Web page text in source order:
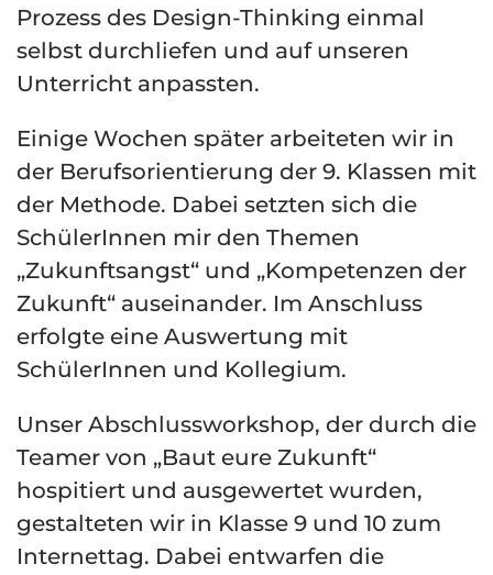
Prozess des Design-Thinking einmal
selbst durchliefen und auf unseren
Unterricht anpassten.
Einige Wochen später arbeiteten wir in
der Berufsorientierung der 9. Klassen mit
der Methode. Dabei setzten sich die
SchülerInnen mir den Themen
„Zukunftsangst“ und „Kompetenzen der
Zukunft“ auseinander. Im Anschluss
erfolgte eine Auswertung mit
SchülerInnen und Kollegium.
Unser Abschlussworkshop, der durch die
Teamer von „Baut eure Zukunft“
hospitiert und ausgewertet wurden,
gestalteten wir in Klasse 9 und 10 zum
Internettag. Dabei entwarfen die